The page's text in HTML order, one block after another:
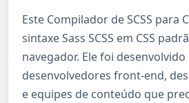
Este Compilador de SCSS para
sintaxe Sass SCSS em CSS
navegador. Ele foi desenvolvido
desenvolvedores front-end,
e equipes de conteúdo que